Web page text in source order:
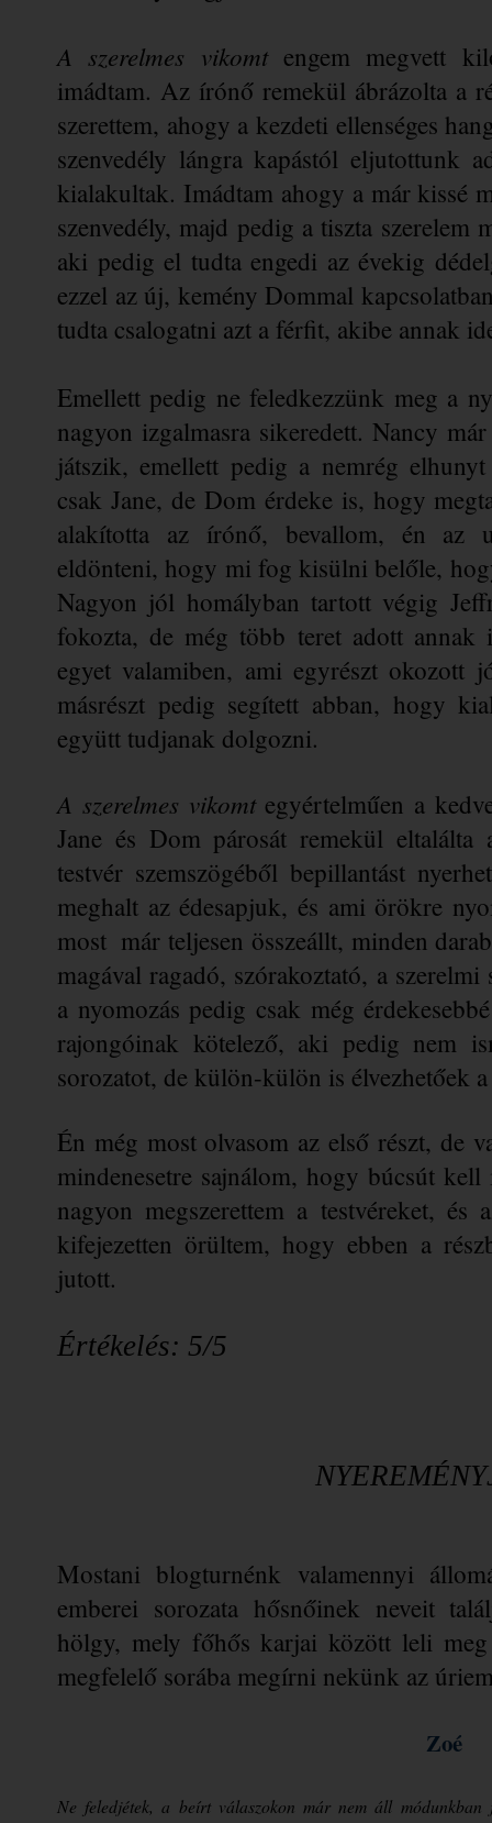
A szerelmes vikomt engem megvett
imádtam. Az írónő remekül ábrázolta a
szerettem, ahogy a kezdeti ellenséges
szenvedély lángra kapástól eljutottunk
kialakultak. Imádtam ahogy a már kissé
szenvedély, majd pedig a tiszta
aki pedig el tudta engedi az évekig
ezzel az új, kemény Dommal
tudta csalogatni azt a férfit, akibe annak
Emellett pedig ne feledkezzünk meg a
nagyon izgalmasra sikeredett. Nancy
játszik, emellett pedig a nemrég elhunyt
csak Jane, de Dom érdeke is, hogy
alakította az írónő, bevallom, én az
eldönteni, hogy mi fog kisülni belőle,
Nagyon jól homályban tartott végig
fokozta, de még több teret adott
egyet valamiben, ami egyrészt okozott
másrészt pedig segített abban, hogy
együtt tudjanak dolgozni.
A szerelmes vikomt egyértelműen a
Jane és Dom párosát remekül
testvér szemszögéből bepillantást
meghalt az édesapjuk, és ami örökre
most  már teljesen összeállt, minden
magával ragadó, szórakoztató, a
a nyomozás pedig csak még
rajongóinak kötelező, aki pedig nem
sorozatot, de külön-külön is élvezhetőek
Én még most olvasom az első részt, de
mindenesetre sajnálom, hogy búcsút
nagyon megszerettem a testvéreket, és
kifejezetten örültem, hogy ebben a
jutott.
Értékelés: 5/5
Mostani blogturnénk valamennyi
emberei sorozata hősnőinek neveit
hölgy, mely főhős karjai között leli
megfelelő sorába megírni nekünk az
Zoé
Ne feledjétek, a beírt válaszokon már nem áll